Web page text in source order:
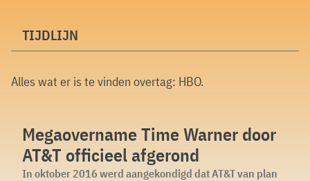
TIJDLIJN
Alles wat er is te vinden overtag: HBO.
Megaovername Time Warner door
AT&T officieel afgerond
In oktober 2016 werd aangekondigd dat AT&T van plan